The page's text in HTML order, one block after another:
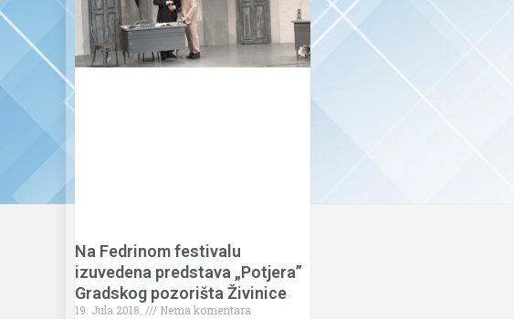
Na Fedrinom festivalu
izuvedena predstava „Potjera”
Gradskog pozorišta Živinice
19. Jula 2018.
Nema komentara